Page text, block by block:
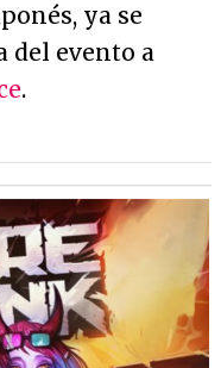
ya se
del evento a
.